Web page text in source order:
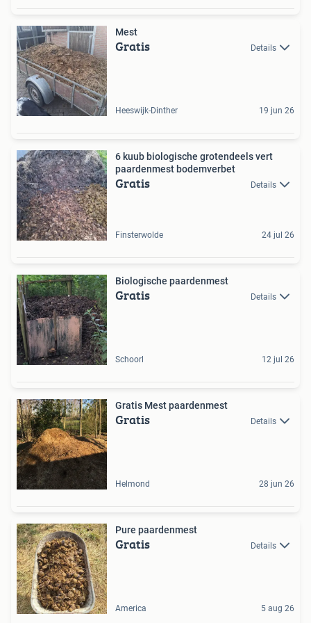
Mest
Gratis Details
Heeswijk-Dinther 19 jun 26
6 kuub biologische grotendeels vert
paardenmest bodemverbet
Gratis Details
Finsterwolde 24 jul 26
Biologische paardenmest
Gratis Details
Schoorl 12 jul 26
Gratis Mest paardenmest
Gratis Details
Helmond 28 jun 26
Pure paardenmest
Gratis Details
America 5 aug 26